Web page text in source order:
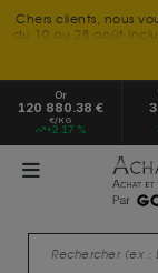
Chers clients, nous
du 10 au 28 août
à votre
vendredi, de
Nous vous
Or
120 880.38 €
€/KG
+2.17 %